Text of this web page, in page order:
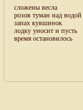
сложены весла
розов туман над водой
запах кувшинок
лодку уносит и пусть
время остановилось